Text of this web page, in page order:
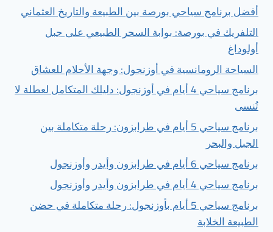
أفضل برنامج سياحي بورصة بين الطبيعة والتاريخ العثماني
التلفريك في بورصة: بوابة السحر الطبيعي على جبل
أولوداغ
السياحة الرومانسية في أوزنجول: وجهة الأحلام للعشاق
برنامج سياحي 4 أيام في أوزنجول: دليلك المتكامل لعطلة لا
تُنسى
برنامج سياحي 5 أيام في طرابزون: رحلة متكاملة بين
الجبل والبحر
برنامج سياحي 6 أيام في طرابزون وأيدر وأوزنجول
برنامج سياحي 4 أيام في طرابزون وأيدر وأوزنجول
برنامج سياحي 5 أيام بأوزنجول: رحلة متكاملة في حضن
الطبيعة الخلابة